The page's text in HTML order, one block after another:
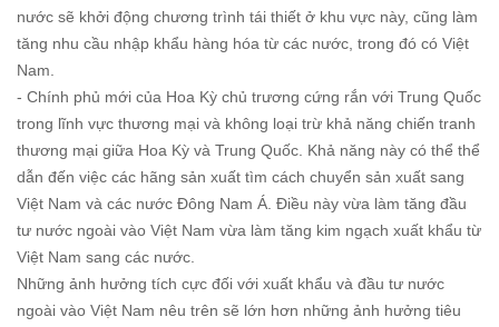
nước sẽ khởi động chương trình tái thiết ở khu vực này, cũng làm
tăng nhu cầu nhập khẩu hàng hóa từ các nước, trong đó có Việt
Nam.
- Chính phủ mới của Hoa Kỳ chủ trương cứng rắn với Trung Quốc
trong lĩnh vực thương mại và không loại trừ khả năng chiến tranh
thương mại giữa Hoa Kỳ và Trung Quốc. Khả năng này có thể thể
dẫn đến việc các hãng sản xuất tìm cách chuyển sản xuất sang
Việt Nam và các nước Đông Nam Á. Điều này vừa làm tăng đầu
tư nước ngoài vào Việt Nam vừa làm tăng kim ngạch xuất khẩu từ
Việt Nam sang các nước.
Những ảnh hưởng tích cực đối với xuất khẩu và đầu tư nước
ngoài vào Việt Nam nêu trên sẽ lớn hơn những ảnh hưởng tiêu